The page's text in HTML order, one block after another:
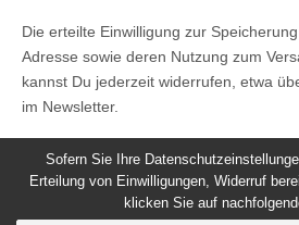
Die erteilte Einwilligung zur
Adresse sowie deren Nutzung zum
kannst Du jederzeit widerrufen, etwa
im Newsletter.
Sofern Sie Ihre
Erteilung von Einwilligungen, Widerruf
klicken Sie auf